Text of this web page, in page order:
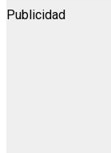
Publicidad